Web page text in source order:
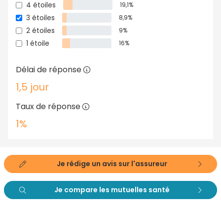
4 étoiles 19,1%
3 étoiles 8,9%
2 étoiles 9%
1 étoile 16%
Délai de réponse
1,5 jour
Taux de réponse
1%
Je rédige un avis sur l'assureur
Je compare les mutuelles santé